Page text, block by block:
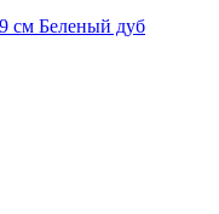
см Беленый дуб